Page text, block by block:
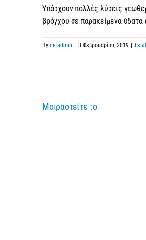
Υπάρχουν πολλές λύσεις
βρόγχου σε παρακείμενα ύδατα
By netadmin 3 Φεβρουαρίου, 2019
Μοιραστείτε το